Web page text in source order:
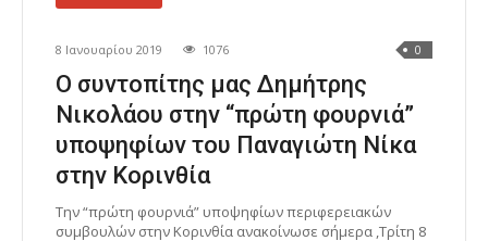
8 Ιανουαρίου 2019 1076 0
Ο συντοπίτης μας Δημήτρης
Νικολάου στην “πρώτη φουρνιά”
υποψηφίων του Παναγιώτη Νίκα
στην Κορινθία
Tην “πρώτη φουρνιά” υποψηφίων περιφερειακών
συμβουλών στην Κορινθία ανακοίνωσε σήμερα ,Τρίτη 8